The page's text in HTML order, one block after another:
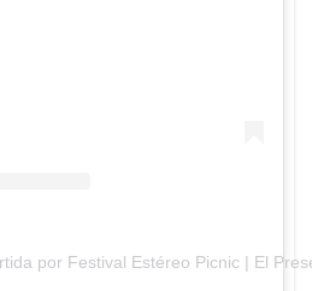
por Festival Estéreo Picnic | El